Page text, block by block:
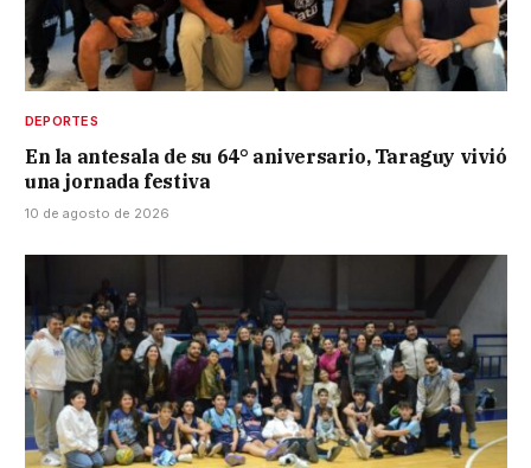
DEPORTES
En la antesala de su 64° aniversario, Taraguy vivió
una jornada festiva
10 de agosto de 2026